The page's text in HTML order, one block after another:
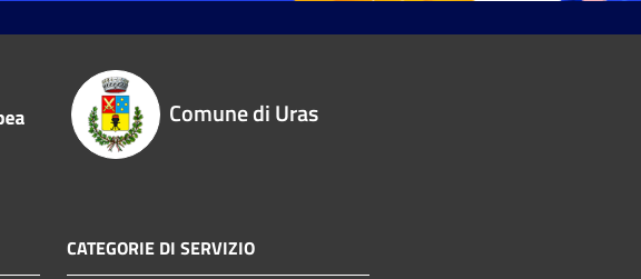
Comune di Uras
CATEGORIE DI SERVIZIO